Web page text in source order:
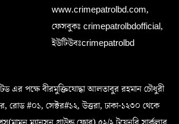
www.crimepatrolbd.com,
ফেসবুকঃ crimepatrolbdofficial,
ইউটিউবঃcrimepatrolbd
এর পক্ষে বীরমুক্তিযোদ্ধা আলতাবুর রহমান চৌধুরী
রোড #০১, সেক্টর#১২, উত্তরা, ঢাকা-১২৩০ থেকে